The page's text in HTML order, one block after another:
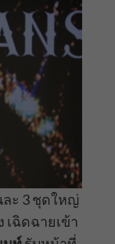
ะ 3 ชุดใหญ่
ฉิดฉายเข้า